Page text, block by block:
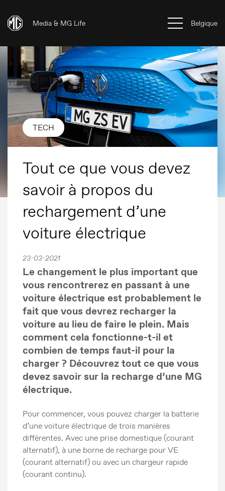
Media & MG Life Belgique
TECH
Tout ce que vous devez
savoir à propos du
rechargement d’une
voiture électrique
23-03-2021
Le changement le plus important que
vous rencontrerez en passant à une
voiture électrique est probablement le
fait que vous devrez recharger la
voiture au lieu de faire le plein. Mais
comment cela fonctionne-t-il et
combien de temps faut-il pour la
charger ? Découvrez tout ce que vous
devez savoir sur la recharge d’une MG
électrique.
Pour commencer, vous pouvez charger la batterie
d’une voiture électrique de trois manières
différentes. Avec une prise domestique (courant
alternatif), à une borne de recharge pour VE
(courant alternatif) ou avec un chargeur rapide
(courant continu).